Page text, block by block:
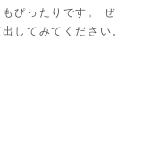
ぴったりです。 ぜ
してみてください。